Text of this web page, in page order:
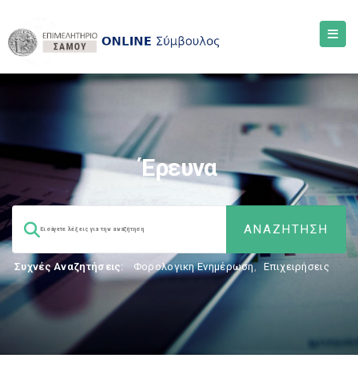
Έρευνα
Συχνές Αναζητήσεις: Φορολογικη Ενημέρωση, Επιχειρήσεις